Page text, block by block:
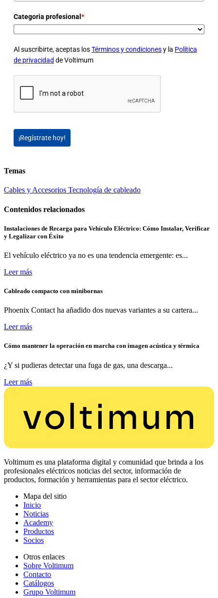
Categoria profesional *
Al suscribirte, aceptas losTérminos y condicionesy la Política
de privacidad de Voltimum
¡Regístrate hoy!
Temas
Cables y Accesorios Tecnología de cableado
Contenidos relacionados
Instalaciones de Recarga para Vehículo Eléctrico: Cómo Instalar, Verificar
y Legalizar con Éxito
El vehículo eléctrico ya no es una tendencia emergente: es...
Leer más
Cableado compacto con minibornas
Phoenix Contact ha añadido dos nuevas variantes a su cartera...
Leer más
Cómo mantener la operación en marcha con imagen acústica y térmica
¿Y si pudieras detectar una fuga de gas, una descarga...
Leer más
Voltimum es una plataforma digital y comunidad que brinda a los
profesionales eléctricos noticias del sector, información de
productos, formación y herramientas para el sector eléctrico.
Mapa del sitio
Inicio
Noticias
Academy
Productos
Socios
Otros enlaces
Sobre Voltimum
Contacto
Catálogos
Grupo Voltimum